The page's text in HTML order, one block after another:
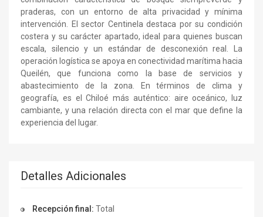
praderas, con un entorno de alta privacidad y mínima
intervención. El sector Centinela destaca por su condición
costera y su carácter apartado, ideal para quienes buscan
escala, silencio y un estándar de desconexión real. La
operación logística se apoya en conectividad marítima hacia
Queilén, que funciona como la base de servicios y
abastecimiento de la zona. En términos de clima y
geografía, es el Chiloé más auténtico: aire oceánico, luz
cambiante, y una relación directa con el mar que define la
experiencia del lugar.
Detalles Adicionales
Recepción final: Total